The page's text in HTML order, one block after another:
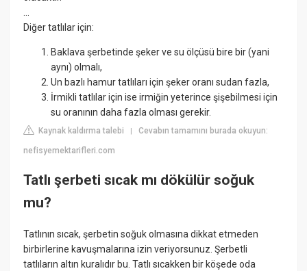
Diğer tatlılar için:
Baklava şerbetinde şeker ve su ölçüsü bire bir (yani
aynı) olmalı,
Un bazlı hamur tatlıları için şeker oranı sudan fazla,
İrmikli tatlılar için ise irmiğin yeterince şişebilmesi için
su oranının daha fazla olması gerekir.
Kaynak kaldırma talebi |Cevabın tamamını burada okuyun:
nefisyemektarifleri.com
Tatlı şerbeti sıcak mı dökülür soğuk
mu?
Tatlının sıcak, şerbetin soğuk olmasına dikkat etmeden
birbirlerine kavuşmalarına izin veriyorsunuz. Şerbetli
tatlıların altın kuralıdır bu. Tatlı sıcakken bir köşede oda